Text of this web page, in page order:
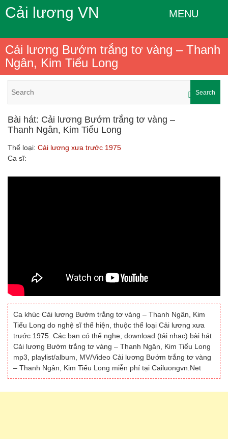
Cải lương VN MENU
Cải lương Bướm trắng tơ vàng – Thanh
Ngân, Kim Tiểu Long
Search
Bài hát: Cải lương Bướm trắng tơ vàng –
Thanh Ngân, Kim Tiểu Long
Thể loại: Cải lương xưa trước 1975
Ca sĩ:
Ca khúc Cải lương Bướm trắng tơ vàng – Thanh Ngân, Kim
Tiểu Long do nghệ sĩ thể hiện, thuộc thể loại Cải lương xưa
trước 1975. Các bạn có thể nghe, download (tải nhạc) bài hát
Cải lương Bướm trắng tơ vàng – Thanh Ngân, Kim Tiểu Long
mp3, playlist/album, MV/Video Cải lương Bướm trắng tơ vàng
– Thanh Ngân, Kim Tiểu Long miễn phí tại Cailuongvn.Net